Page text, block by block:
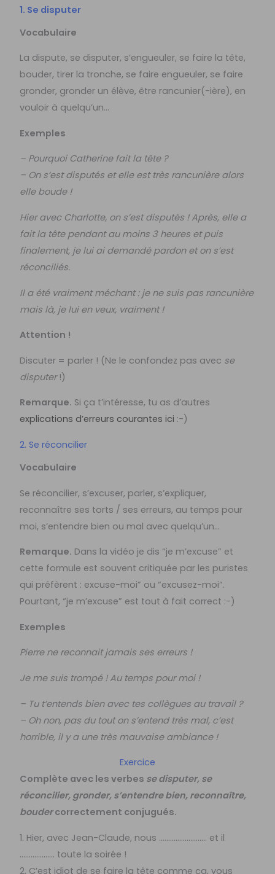
1. Se disputer
Vocabulaire
La dispute, se disputer, s’engueuler, se faire la tête,
bouder, tirer la tronche, se faire engueuler, se faire
gronder, gronder un élève, être rancunier(-ière), en
vouloir à quelqu’un…
Exemples
– Pourquoi Catherine fait la tête ?
– On s’est disputés et elle est très rancunière alors
elle boude !
Hier avec Charlotte, on s’est disputés ! Après, elle a
fait la tête pendant au moins 3 heures et puis
finalement, je lui ai demandé pardon et on s’est
réconciliés.
Il a été vraiment méchant : je ne suis pas rancunière
mais là, je lui en veux, vraiment !
Attention !
Discuter = parler ! (Ne le confondez pas avec se
disputer!)
Remarque. Si ça t’intéresse, tu as d’autres
explications d’erreurs courantes ici :-)
2. Se réconcilier
Vocabulaire
Se réconcilier, s’excuser, parler, s’expliquer,
reconnaître ses torts / ses erreurs, au temps pour
moi, s’entendre bien ou mal avec quelqu’un…
Remarque. Dans la vidéo je dis “je m’excuse” et
cette formule est souvent critiquée par les puristes
qui préfèrent : excuse-moi” ou “excusez-moi”.
Pourtant, “je m’excuse” est tout à fait correct :-)
Exemples
Pierre ne reconnait jamais ses erreurs !
Je me suis trompé ! Au temps pour moi !
– Tu t’entends bien avec tes collègues au travail ?
– Oh non, pas du tout on s’entend très mal, c’est
horrible, il y a une très mauvaise ambiance !
Exercice
Complète avec les verbes se disputer, se
réconcilier, gronder, s’entendre bien, reconnaître,
boudercorrectement conjugués.
1. Hier, avec Jean-Claude, nous …………………….. et il
………………. toute la soirée !
2. C’est idiot de se faire la tête comme ça, vous